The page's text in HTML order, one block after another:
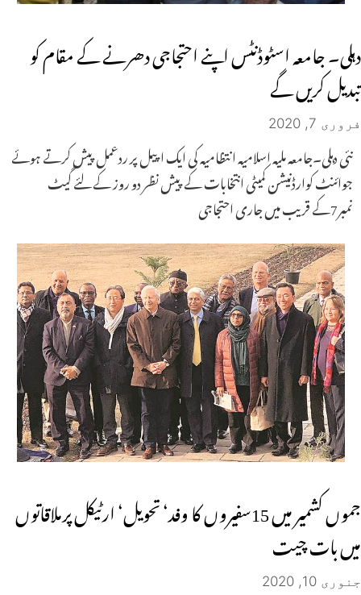
دہلی۔ جامعہ اسٹوڈنٹس اپنے احتجاجی دھرنے کے مقام کو
تبدیل کریں گے
فروری 7, 2020
نئی دہلی۔جامعہ ملیہ اسلامیہ انتظامیہ کی ایک اپیل پر ردعمل پیش کرتے ہوئے
جوائنٹ کوارڈنیشن کمیٹی انتخابات کے پیش نظر دو روز کے لئے گیٹ
نمبر7کے قریب میں جاری احتجاجی
جموں کشمیر میں 15سفیروں کا وفد‘ تحویل‘ ارٹیکل پرملاقاتوں
میں بات چیت
جنوری 10, 2020